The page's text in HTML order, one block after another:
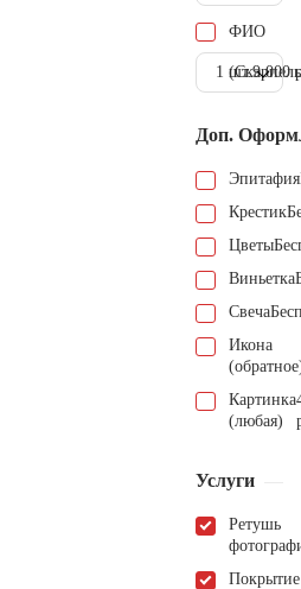
ФИО
1 шт.9.000
Доп.
Эпитафия
Крестик
Цветы
Виньетка
Свеча
Икона
Картинка
(любая)
Услуги
Ретушь
Покрытие